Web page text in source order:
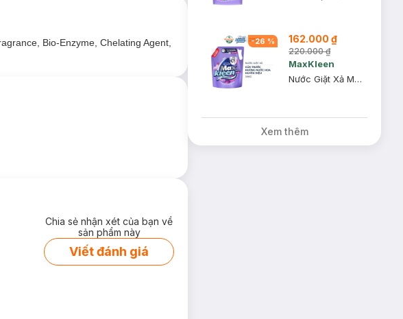
Bio-Enzyme, Chelating Agent,
Chia sẻ nhận xét của bạn về
sản phẩm này
Viết đánh giá
-26 % 162.000 ₫
220.000 ₫
MaxKleen
Nước Giặt Xả MaxKleen Nước Hoa Huyền Diệu - Cửa Trước 3.6kg
Xem thêm